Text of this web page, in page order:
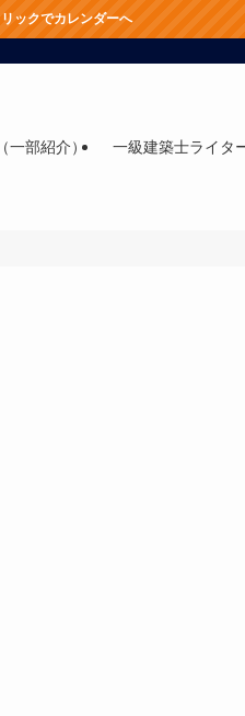
ックでカレンダーへ
一部紹介） 一級建築士ライタ